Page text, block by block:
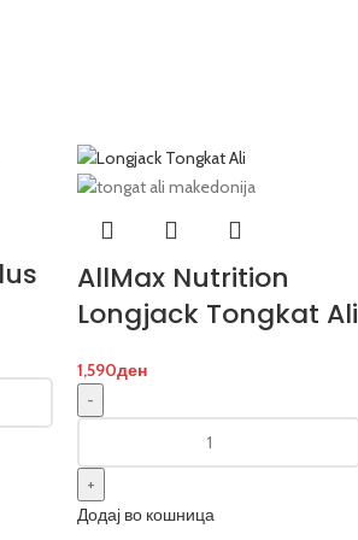
AllMax Nutrition
Longjack Tongkat Ali
1,590ден
Додај во кошница